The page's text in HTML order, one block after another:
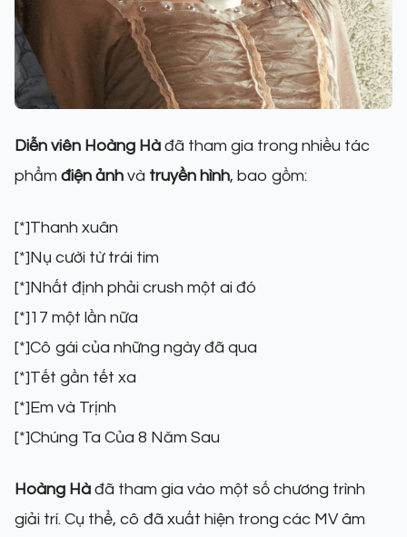
Diễn viên Hoàng Hà đã tham gia trong nhiều tác
phẩm điện ảnh và truyền hình, bao gồm:
[*]Thanh xuân
[*]Nụ cười từ trái tim
[*]Nhất định phải crush một ai đó
[*]17 một lần nữa
[*]Cô gái của những ngày đã qua
[*]Tết gần tết xa
[*]Em và Trịnh
[*]Chúng Ta Của 8 Năm Sau
Hoàng Hà đã tham gia vào một số chương trình
giải trí. Cụ thể, cô đã xuất hiện trong các MV âm